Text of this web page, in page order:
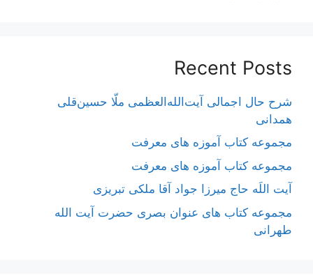
Recent Posts
شرح حال اجمالی آیت‌الله‌العظمی ملّا حسین‌قلی
همدانی
مجموعه کتاب آموزه های معرفت
مجموعه کتاب آموزه های معرفت
آیت اللَه حاج میرزا جواد آقا ملکی تبریزی
مجموعه کتاب های عنوان بصری حضرت آیت الله
طهرانی